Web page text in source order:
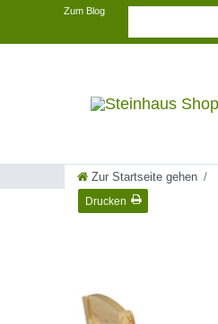
Zum Blog
Zur Startseite gehen
Drucken